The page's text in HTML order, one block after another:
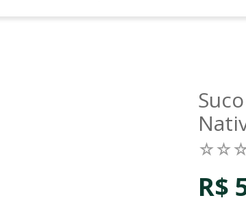
☆☆
R$